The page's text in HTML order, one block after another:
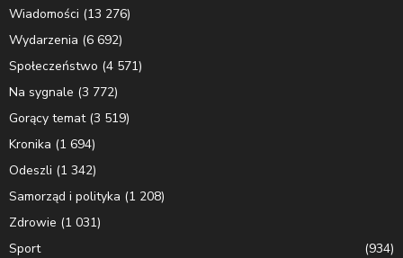
Wiadomości (13 276)
Wydarzenia (6 692)
Społeczeństwo (4 571)
Na sygnale (3 772)
Gorący temat(3 519)
Kronika (1 694)
Odeszli (1 342)
Samorząd i polityka (1 208)
Zdrowie (1 031)
Sport
(934)